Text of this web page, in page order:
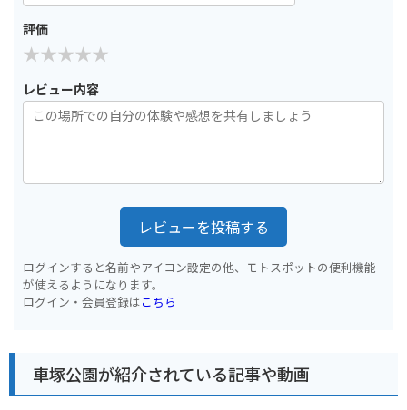
評価
レビュー内容
レビューを投稿する
ログインすると名前やアイコン設定の他、モトスポットの便利機能
が使えるようになります。
ログイン・会員登録はこちら
車塚公園が紹介されている記事や動画